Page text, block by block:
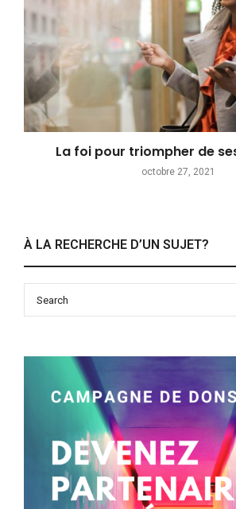
La foi pour triompher de
octobre 27, 2021
À LA RECHERCHE D’UN SUJET?